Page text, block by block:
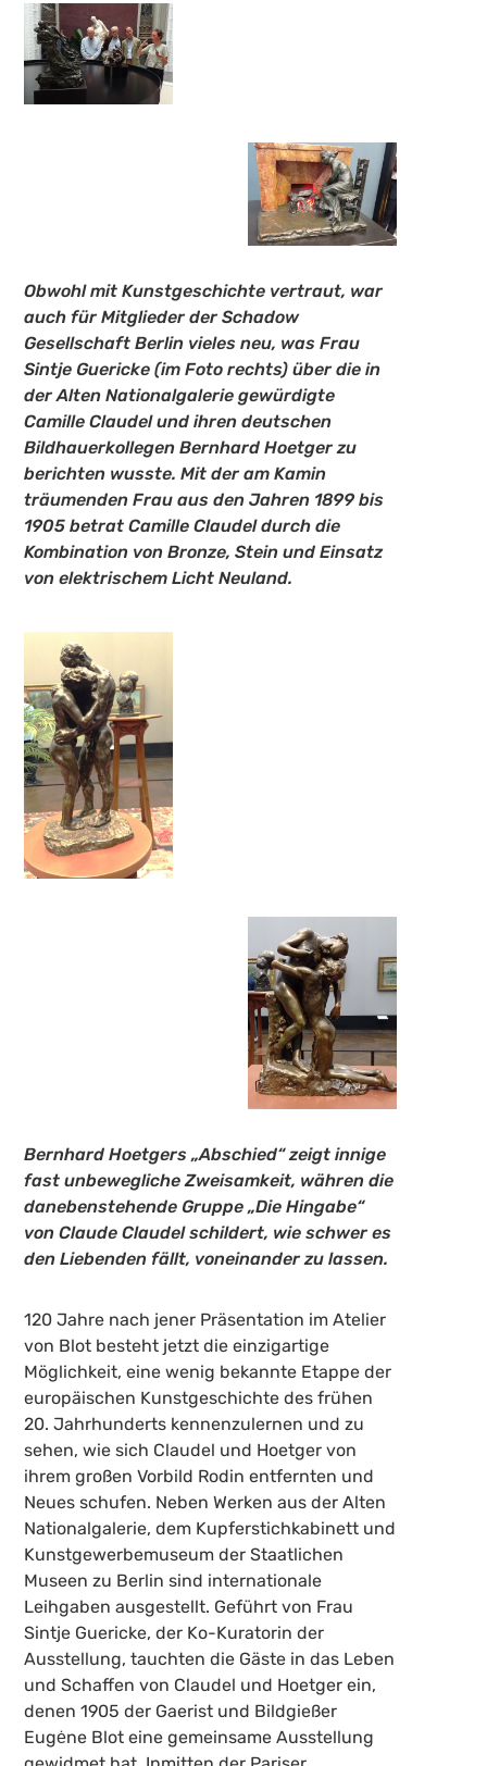
Obwohl mit Kunstgeschichte vertraut, war
auch für Mitglieder der Schadow
Gesellschaft Berlin vieles neu, was Frau
Sintje Guericke (im Foto rechts) über die in
der Alten Nationalgalerie gewürdigte
Camille Claudel und ihren deutschen
Bildhauerkollegen Bernhard Hoetger zu
berichten wusste. Mit der am Kamin
träumenden Frau aus den Jahren 1899 bis
1905 betrat Camille Claudel durch die
Kombination von Bronze, Stein und Einsatz
von elektrischem Licht Neuland.
Bernhard Hoetgers „Abschied“ zeigt innige
fast unbewegliche Zweisamkeit, währen die
danebenstehende Gruppe „Die Hingabe“
von Claude Claudel schildert, wie schwer es
den Liebenden fällt, voneinander zu lassen.
120 Jahre nach jener Präsentation im Atelier
von Blot besteht jetzt die einzigartige
Möglichkeit, eine wenig bekannte Etappe der
europäischen Kunstgeschichte des frühen
20. Jahrhunderts kennenzulernen und zu
sehen, wie sich Claudel und Hoetger von
ihrem großen Vorbild Rodin entfernten und
Neues schufen. Neben Werken aus der Alten
Nationalgalerie, dem Kupferstichkabinett und
Kunstgewerbemuseum der Staatlichen
Museen zu Berlin sind internationale
Leihgaben ausgestellt. Geführt von Frau
Sintje Guericke, der Ko-Kuratorin der
Ausstellung, tauchten die Gäste in das Leben
und Schaffen von Claudel und Hoetger ein,
denen 1905 der Gaerist und Bildgießer
Eugėne Blot eine gemeinsame Ausstellung